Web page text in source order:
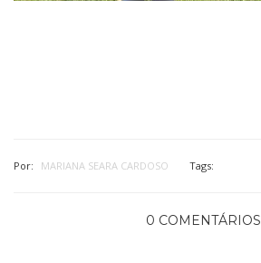
Por: MARIANA SEARA CARDOSO Tags:
0 COMENTÁRIOS